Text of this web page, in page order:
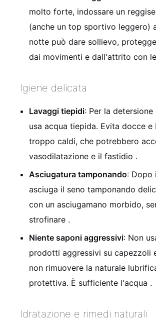
molto forte, indossare un
(anche un top sportivo leggero)
notte può dare sollievo,
dai movimenti e dall'attrito con
Igiene delicata
Lavaggi tiepidi: Per la detersione
usa acqua tiepida. Evita docce e
troppo caldi, che potrebbero
vasodilatazione e il fastidio .
Asciugatura tamponando: Dopo
asciuga il seno tamponando
con un asciugamano morbido,
strofinare .
Niente saponi aggressivi: Non
prodotti aggressivi su capezzoli
non rimuovere la naturale
protettiva. È sufficiente l'acqua .
Idratazione e rimedi naturali